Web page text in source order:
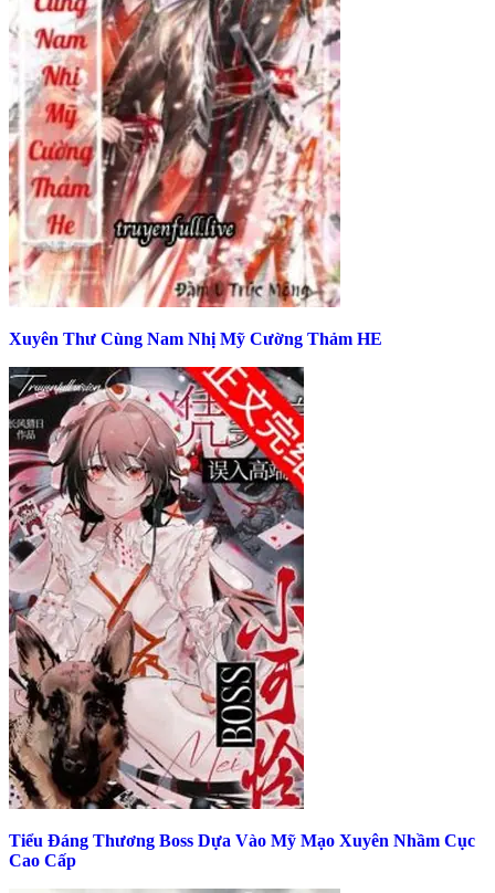
Xuyên Thư Cùng Nam Nhị Mỹ Cường Thảm HE
Tiểu Đáng Thương Boss Dựa Vào Mỹ Mạo Xuyên Nhầm Cục
Cao Cấp